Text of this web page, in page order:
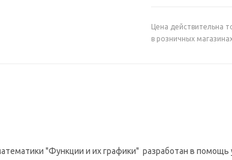
Цена действительна
в розничных
"Функции и их графики" разработан в помощь